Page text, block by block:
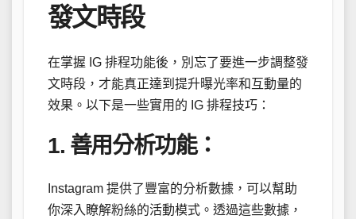
發文時段
在掌握 IG 排程功能後，別忘了要進一步調整發
文時段，才能真正達到提升曝光率和互動量的
效果。以下是一些實用的 IG 排程技巧：
1. 善用分析功能：
Instagram 提供了豐富的分析數據，可以幫助
你深入瞭解粉絲的活動模式。透過這些數據，